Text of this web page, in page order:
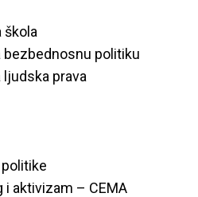
škola
bezbednosnu politiku
prava
i aktivizam – CEMA